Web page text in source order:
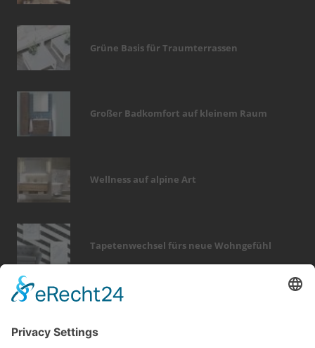
Grüne Basis für Traumterrassen
Großer Badkomfort auf kleinem Raum
Wellness auf alpine Art
Tapetenwechsel fürs neue Wohngefühl